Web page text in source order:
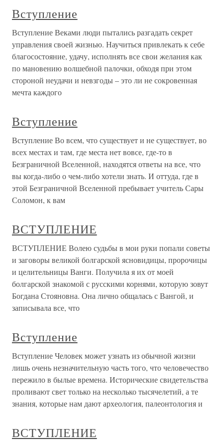
Вступление
Вступление Веками люди пытались разгадать секрет
управления своей жизнью. Научиться привлекать к себе
благосостояние, удачу, исполнять все свои желания как
по мановению волшебной палочки, обходя при этом
стороной неудачи и невзгоды – это ли не сокровенная
мечта каждого
Вступление
Вступление Во всем, что существует и не существует, во
всех местах и там, где места нет вовсе, где-то в
Безграничной Вселенной, находятся ответы на все, что
вы когда-либо о чем-либо хотели знать. И оттуда, где в
этой Безграничной Вселенной пребывает учитель Сары
Соломон, к вам
ВСТУПЛЕНИЕ
ВСТУПЛЕНИЕ Волею судьбы в мои руки попали советы
и заговоры великой болгарской ясновидицы, пророчицы
и целительницы Ванги. Получила я их от моей
болгарской знакомой с русскими корнями, которую зовут
Богдана Стояновна. Она лично общалась с Вангой, и
записывала все, что
Вступление
Вступление Человек может узнать из обычной жизни
лишь очень незначительную часть того, что человечество
пережило в былые времена. Исторические свидетельства
проливают свет только на несколько тысячелетий, а те
знания, которые нам дают археология, палеонтология и
ВСТУПЛЕНИЕ